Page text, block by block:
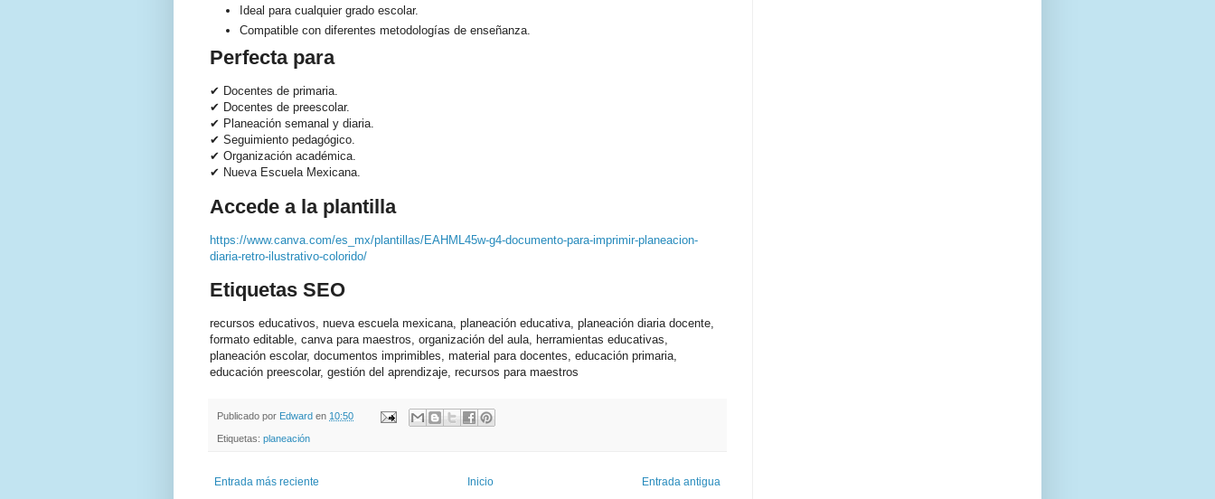
Ideal para cualquier grado escolar.
Compatible con diferentes metodologías de enseñanza.
Perfecta para
✔ Docentes de primaria.
✔ Docentes de preescolar.
✔ Planeación semanal y diaria.
✔ Seguimiento pedagógico.
✔ Organización académica.
✔ Nueva Escuela Mexicana.
Accede a la plantilla
https://www.canva.com/es_mx/plantillas/EAHML45w-g4-documento-para-imprimir-planeacion-
diaria-retro-ilustrativo-colorido/
Etiquetas SEO
recursos educativos, nueva escuela mexicana, planeación educativa, planeación diaria docente,
formato editable, canva para maestros, organización del aula, herramientas educativas,
planeación escolar, documentos imprimibles, material para docentes, educación primaria,
educación preescolar, gestión del aprendizaje, recursos para maestros
Publicado por Edward en 10:50
Etiquetas: planeación
Entrada más reciente Entrada antigua
Inicio